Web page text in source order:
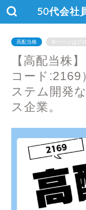
50代会社
高配当株 本ページはプ
【高配当株
コード:2169
ステム開発
ス企業。